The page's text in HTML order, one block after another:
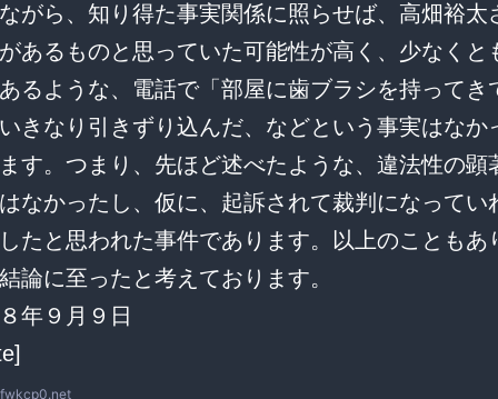
ら、知り得た事実関係に照らせば、高畑裕太
あるものと思っていた可能性が高く、少なくと
るような、電話で「部屋に歯ブラシを持ってき
きなり引きずり込んだ、などという事実はなか
す。つまり、先ほど述べたような、違法性の顕
なかったし、仮に、起訴されて裁判になってい
たと思われた事件であります。以上のこともあ
論に至ったと考えております。
年９月９日